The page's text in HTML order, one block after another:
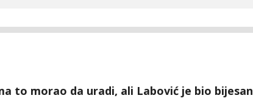
to morao da uradi, ali Labović je bio bijesan